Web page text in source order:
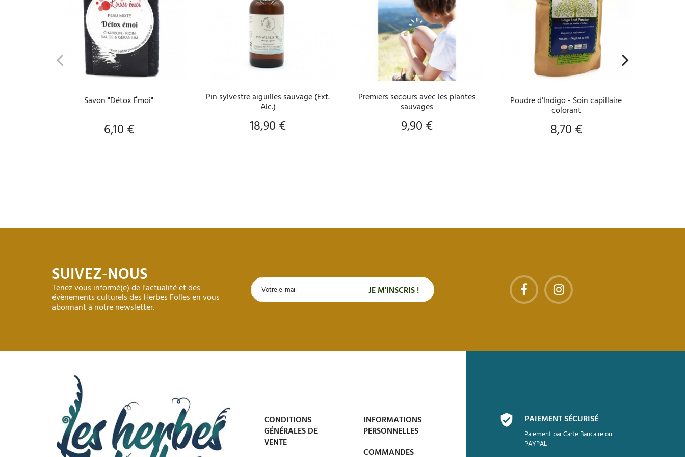
AJOUTER AU PANIER
Savon "Détox Émoi"
Prix
6,10 €
AJOUTER AU PANIER
Pin sylvestre aiguilles sauvage (Ext.
Alc.)
Prix
18,90 €
AJOUTER AU PANIER
Premiers secours avec les plantes
sauvages
Prix
9,90 €
AJOUTER AU PANIER
Poudre d'Indigo - Soin capillaire
colorant
Prix
8,70 €
SUIVEZ-NOUS
Tenez vous informé(e) de l'actualité et des
évènements culturels des Herbes Folles en vous
abonnant à notre newsletter.
CONDITIONS
GÉNÉRALES DE
VENTE
INFORMATIONS
PERSONNELLES
COMMANDES
PAIEMENT SÉCURISÉ
Paiement par Carte Bancaire ou
PAYPAL